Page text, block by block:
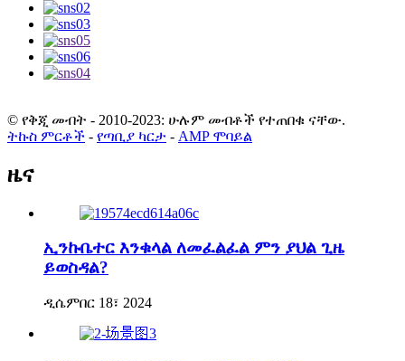
© የቅጂ መብት - 2010-2023: ሁሉም መብቶች የተጠበቁ ናቸው.
ትኩስ ምርቶች - የጣቢያ ካርታ - AMP ሞባይል
ዜና
ኢንኩቤተር እንቁላል ለመፈልፈል ምን ያህል ጊዜ
ይወስዳል?
ዲሴምበር 18፣ 2024